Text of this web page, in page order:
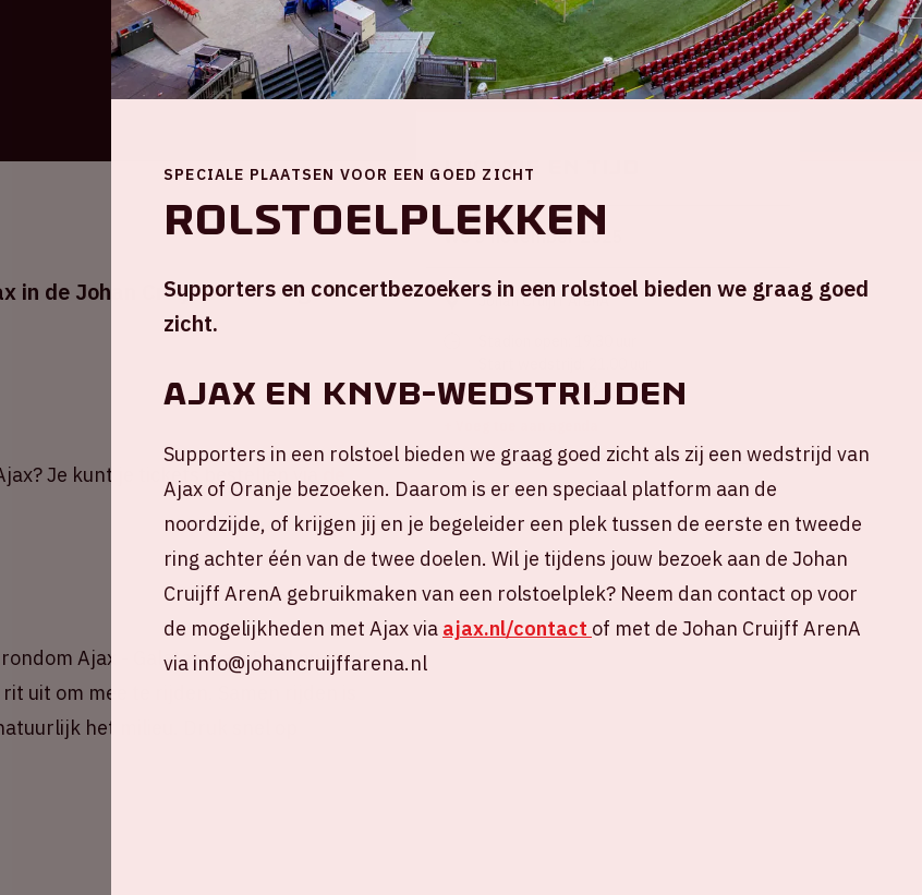
in de Johan Cruijff ArenA tegen
Je kunt je tickets bestellen via
Ajax - Galatasaray! Deel nu jouw
uit om mee te rijden. Samen rijden is
het milieu. Druk snel op
Locatie en tijd
Wo 5 november 2025
Johan Cruijff ArenA
Einde wedstrijd: 22.45 uur
SPECIALE PLAATSEN VOOR EEN GOED ZICHT
Rolstoelplekken
Supporters en concertbezoekers in een rolstoel bieden we graag goed
zicht.
AJAX EN KNVB-WEDSTRIJDEN
Supporters in een rolstoel bieden we graag goed zicht als zij een wedstrijd van
Ajax of Oranje bezoeken. Daarom is er een speciaal platform aan de
noordzijde, of krijgen jij en je begeleider een plek tussen de eerste en tweede
ring achter één van de twee doelen. Wil je tijdens jouw bezoek aan de Johan
Cruijff ArenA gebruikmaken van een rolstoelplek? Neem dan contact op voor
de mogelijkheden met Ajax via ajax.nl/contact of met de Johan Cruijff ArenA
via info@johancruijffarena.nl